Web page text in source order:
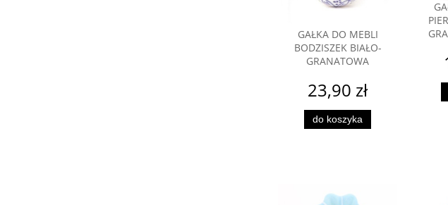
GAŁKA DO MEBLI
BODZISZEK BIAŁO-
GRANATOWA
23,90 zł
do koszyka